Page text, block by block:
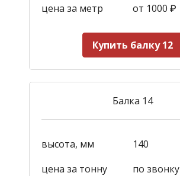
цена за метр
от 1000 ₽
Купить балку 12
Балка 14
высота, мм
140
цена за тонну
по звонку